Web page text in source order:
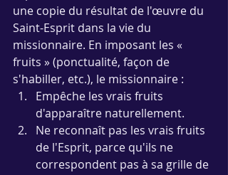
une copie du résultat de l'œuvre du
Saint-Esprit dans la vie du
missionnaire. En imposant les «
fruits » (ponctualité, façon de
s'habiller, etc.), le missionnaire :
Empêche les vrais fruits
d'apparaître naturellement.
Ne reconnaît pas les vrais fruits
de l'Esprit, parce qu'ils ne
correspondent pas à sa grille de